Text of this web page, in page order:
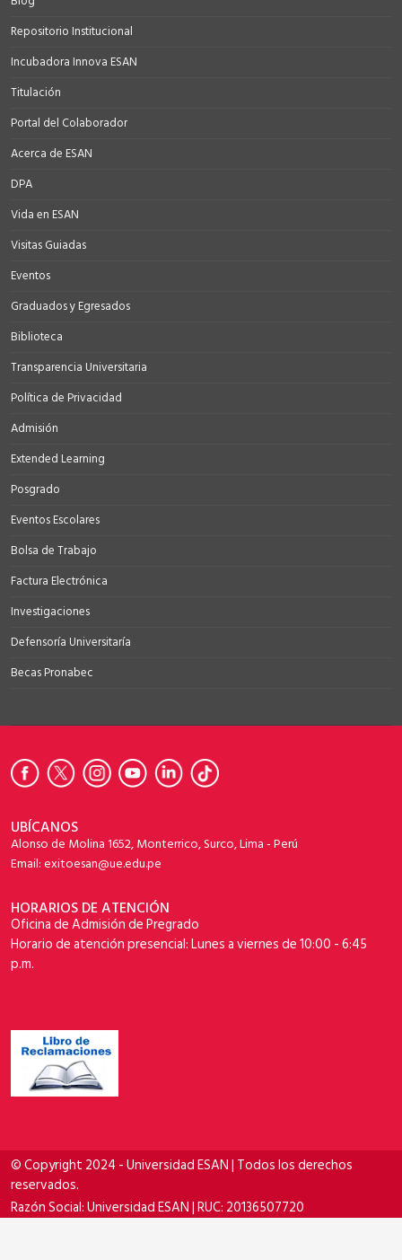
Repositorio Institucional
Incubadora Innova ESAN
Titulación
Portal del Colaborador
Acerca de ESAN
DPA
Vida en ESAN
Visitas Guiadas
Eventos
Graduados y Egresados
Biblioteca
Transparencia Universitaria
Política de Privacidad
Admisión
Extended Learning
Posgrado
Eventos Escolares
Bolsa de Trabajo
Factura Electrónica
Investigaciones
Defensoría Universitaría
Becas Pronabec
UBÍCANOS
Alonso de Molina 1652, Monterrico, Surco, Lima - Perú
Email: exitoesan@ue.edu.pe
HORARIOS DE ATENCIÓN
Oficina de Admisión de Pregrado
Horario de atención presencial: Lunes a viernes de 10:00 - 6:45
p.m.
© Copyright 2024 - Universidad ESAN | Todos los derechos
reservados.
Razón Social: Universidad ESAN | RUC: 20136507720